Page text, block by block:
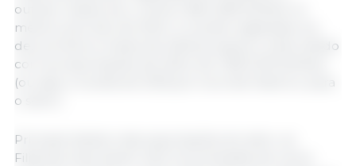
outubro deste ano, contra US$ 2,482 bilhões no
mesmo período de 2024. A receita registrada nos
dez primeiros meses de 2025 já supera o total obtido
com as exportações de 2024, de US$ 3,033 bilhões
(ou seja, a receita de 2025 já é recorde histórico para
o setor).
Principal destino das exportações do setor, as
Filipinas importaram 46,3 mil toneladas de carne